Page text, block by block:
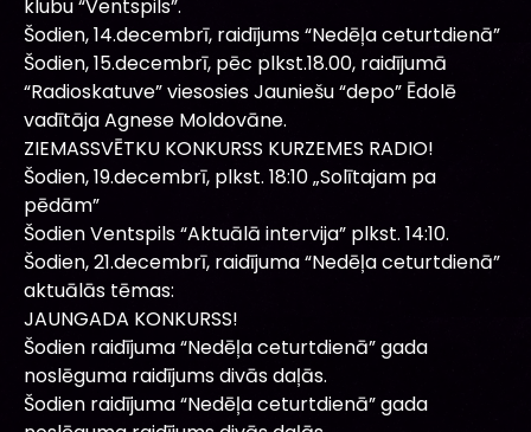
klubu “Ventspils”.
Šodien, 14.decembrī, raidījums “Nedēļa ceturtdienā”
Šodien, 15.decembrī, pēc plkst.18.00, raidījumā
“Radioskatuve” viesosies Jauniešu “depo” Ēdolē
vadītāja Agnese Moldovāne.
ZIEMASSVĒTKU KONKURSS KURZEMES RADIO!
Šodien, 19.decembrī, plkst. 18:10 „Solītajam pa
pēdām”
Šodien Ventspils “Aktuālā intervija” plkst. 14:10.
Šodien, 21.decembrī, raidījuma “Nedēļa ceturtdienā”
aktuālās tēmas:
JAUNGADA KONKURSS!
Šodien raidījuma “Nedēļa ceturtdienā” gada
noslēguma raidījums divās daļās.
Šodien raidījuma “Nedēļa ceturtdienā” gada